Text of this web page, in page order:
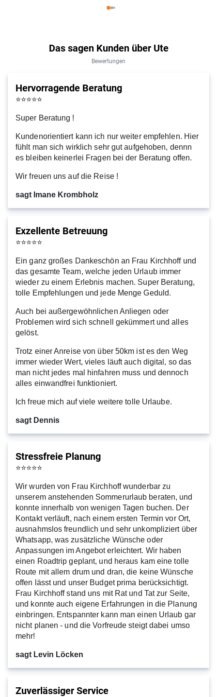
Das sagen Kunden über Ute
Bewertungen
Hervorragende Beratung
⭐⭐⭐⭐⭐
Super Beratung !
Kundenorientiert kann ich nur weiter empfehlen. Hier
fühlt man sich wirklich sehr gut aufgehoben, dennn
es bleiben keinerlei Fragen bei der Beratung offen.
Wir freuen uns auf die Reise !
sagt Imane Krombholz
Exzellente Betreuung
⭐⭐⭐⭐⭐
Ein ganz großes Dankeschön an Frau Kirchhoff und
das gesamte Team, welche jeden Urlaub immer
wieder zu einem Erlebnis machen. Super Beratung,
tolle Empfehlungen und jede Menge Geduld.
Auch bei außergewöhnlichen Anliegen oder
Problemen wird sich schnell gekümmert und alles
gelöst.
Trotz einer Anreise von über 50km ist es den Weg
immer wieder Wert, vieles läuft auch digital, so das
man nicht jedes mal hinfahren muss und dennoch
alles einwandfrei funktioniert.
Ich freue mich auf viele weitere tolle Urlaube.
sagt Dennis
Stressfreie Planung
⭐⭐⭐⭐⭐
Wir wurden von Frau Kirchhoff wunderbar zu
unserem anstehenden Sommerurlaub beraten, und
konnte innerhalb von wenigen Tagen buchen. Der
Kontakt verläuft, nach einem ersten Termin vor Ort,
ausnahmslos freundlich und sehr unkompliziert über
Whatsapp, was zusätzliche Wünsche oder
Anpassungen im Angebot erleichtert. Wir haben
einen Roadtrip geplant, und heraus kam eine tolle
Route mit allem drum und dran, die keine Wünsche
offen lässt und unser Budget prima berücksichtigt.
Frau Kirchhoff stand uns mit Rat und Tat zur Seite,
und konnte auch eigene Erfahrungen in die Planung
einbringen. Entspannter kann man einen Urlaub gar
nicht planen - und die Vorfreude steigt dabei umso
mehr!
sagt Levin Löcken
Zuverlässiger Service